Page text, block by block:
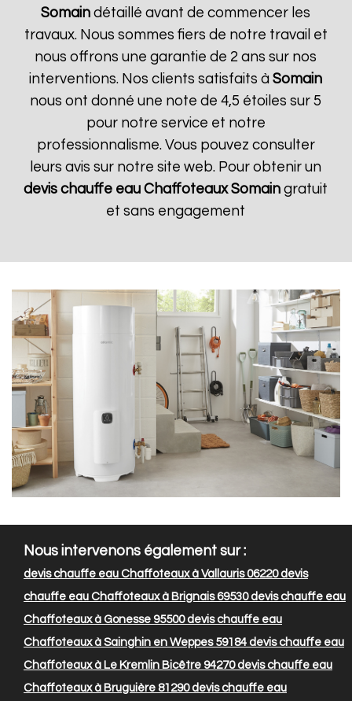
Somain détaillé avant de commencer les
travaux. Nous sommes fiers de notre travail et
nous offrons une garantie de 2 ans sur nos
interventions. Nos clients satisfaits àSomain
nous ont donné une note de 4,5 étoiles sur 5
pour notre service et notre
professionnalisme. Vous pouvez consulter
leurs avis sur notre site web. Pour obtenir un
devis chauffe eau Chaffoteaux Somain gratuit
et sans engagement
Nous intervenons également sur :
devis chauffe eau Chaffoteaux à Vallauris 06220devis
chauffe eau Chaffoteaux à Brignais 69530devis chauffe eau
Chaffoteaux à Gonesse 95500devis chauffe eau
Chaffoteaux à Sainghin en Weppes 59184 devis chauffe eau
Chaffoteaux à Le Kremlin Bicêtre 94270devis chauffe eau
Chaffoteaux à Bruguière 81290devis chauffe eau